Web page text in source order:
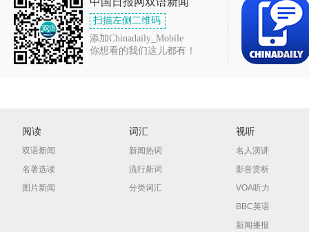
扫描左侧二维码
添加Chinadaily_Mobile
你想看的我们这儿都有！
阅读
双语新闻
名著选读
图片新闻
词汇
新闻热词
流行新词
分类词汇
视听
名人演讲
影音赏析
VOA听力
BBC英语
新闻播报